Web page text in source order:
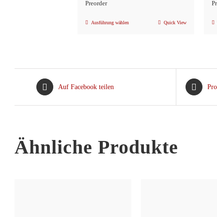
Preorder
Ausführung wählenDieses
Die
auf
Quick View
Auf Facebook teilen
Ähnliche Produkte